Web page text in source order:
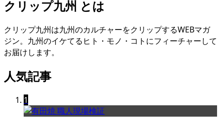
クリップ九州 とは
クリップ九州は九州のカルチャーをクリップするWEBマガ
ジン。九州のイケてるヒト・モノ・コトにフィーチャーして
お届けします。
人気記事
1